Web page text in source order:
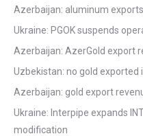
Azerbaijan: aluminum
Ukraine: PGOK suspends
Azerbaijan: AzerGold export
Uzbekistan: no gold exported
Azerbaijan: gold export
Ukraine: Interpipe expands
modification